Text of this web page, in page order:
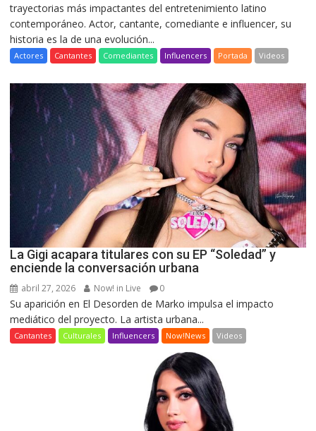
trayectorias más impactantes del entretenimiento latino
contemporáneo. Actor, cantante, comediante e influencer, su
historia es la de una evolución...
Actores Cantantes Comediantes Influencers Portada Videos
La Gigi acapara titulares con su EP “Soledad” y
enciende la conversación urbana
abril 27, 2026 Now! in Live 0
Su aparición en El Desorden de Marko impulsa el impacto
mediático del proyecto. La artista urbana...
Cantantes Culturales Influencers Now!News Videos